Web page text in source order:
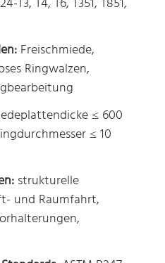
Freischmiede,
Ringwalzen,
≤ 600
≤ 10
strukturelle
und Raumfahrt,